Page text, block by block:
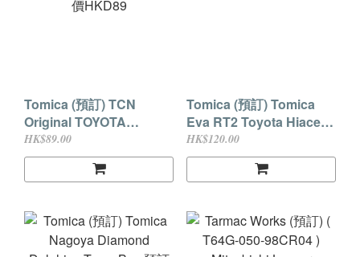
Tomica (預訂) TCN
Original TOYOTA
GAZOO Racing
Transporter 預訂價
HK$89.00
Tomica (預訂) Tomica
Eva RT2 Toyota Hiace
預訂價HKD120
HK$120.00